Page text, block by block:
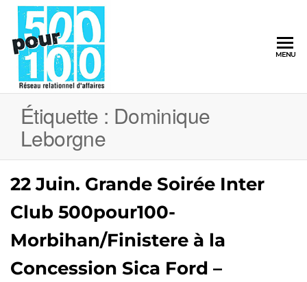
MENU
Étiquette : Dominique
Leborgne
22 Juin. Grande Soirée Inter
Club 500pour100-
Morbihan/Finistere à la
Concession Sica Ford –